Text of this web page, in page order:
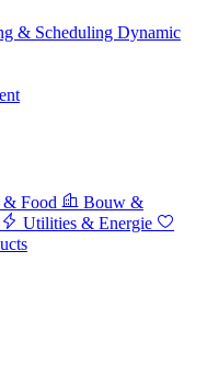
& Scheduling Dynamic
Food
Bouw &
Utilities & Energie